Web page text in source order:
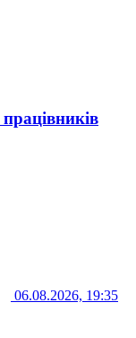
06.08.2026, 19:35